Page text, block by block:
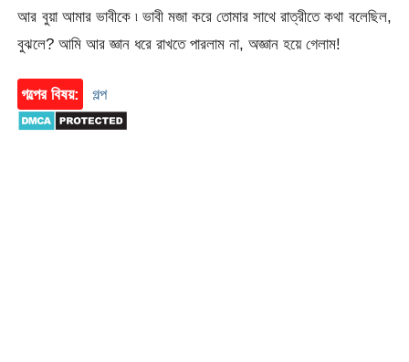
আর বুয়া আমার ভাবীকে ৷ ভাবী মজা করে তোমার সাথে রাত্রীতে কথা বলেছিল,
বুঝলে? আমি আর জ্ঞান ধরে রাখতে পারলাম না, অজ্ঞান হয়ে গেলাম!
গল্পের বিষয়: গল্প